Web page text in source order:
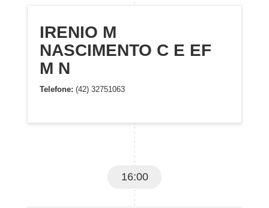
IRENIO M
NASCIMENTO C E EF
M N
Telefone: (42) 32751063
16:00